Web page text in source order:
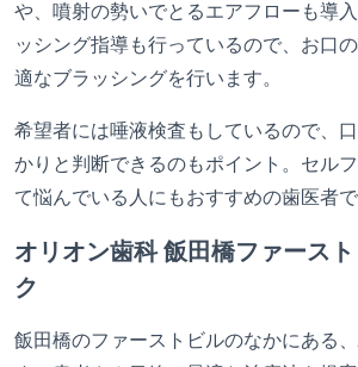
や、噴射の勢いでとるエアフローも導
ッシング指導も行っているので、お口
適なブラッシングを行います。
希望者には唾液検査もしているので、
かりと判断できるのもポイント。セル
て悩んでいる人にもおすすめの歯医者で
オリオン歯科 飯田橋ファース
ク
飯田橋のファーストビルのなかにある